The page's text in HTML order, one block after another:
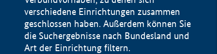
verschiedene Einrichtungen zusammen
geschlossen haben. Außerdem können Sie
die Suchergebnisse nach Bundesland und
Art der Einrichtung filtern.